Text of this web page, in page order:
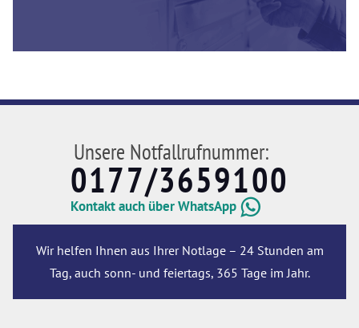
Unsere Notfallrufnummer:
0177/3659100
Kontakt auch über WhatsApp
Wir helfen Ihnen aus Ihrer Notlage – 24 Stunden am
Tag, auch sonn- und feiertags, 365 Tage im Jahr.